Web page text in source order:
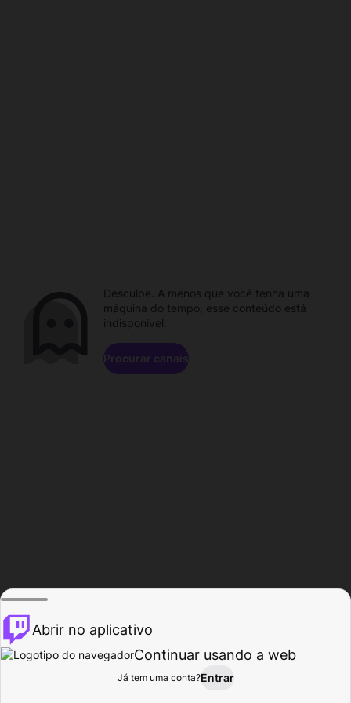
Procurar Atividade
Desculpe. A menos que você tenha uma
máquina do tempo, esse conteúdo está
indisponível.
Procurar canais
Abrir no aplicativo
Continuar usando a web
Já tem uma conta?Entrar